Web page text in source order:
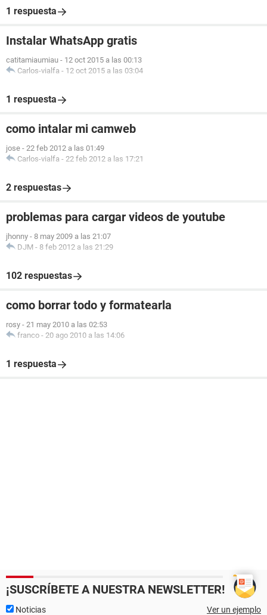
1 respuesta
Instalar WhatsApp gratis
catitamiaumiau - 12 oct 2015 a las 00:13
Carlos-vialfa - 12 oct 2015 a las 03:04
1 respuesta
como intalar mi camweb
jose - 22 feb 2012 a las 01:49
Carlos-vialfa - 22 feb 2012 a las 17:21
2 respuestas
problemas para cargar videos de youtube
jhonny - 8 may 2009 a las 21:07
DJM - 8 feb 2012 a las 21:29
102 respuestas
como borrar todo y formatearla
rosy - 21 may 2010 a las 02:53
franco - 20 ago 2010 a las 14:06
1 respuesta
¡SUSCRÍBETE A NUESTRA NEWSLETTER!
Noticias Ver un ejemplo